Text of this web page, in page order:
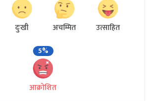
दुःखी अचम्मित
उत्साहित
5%
आक्रोशित